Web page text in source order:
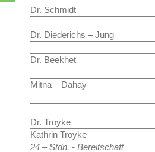
Dr. Schmidt
Dr. Diederichs – Jung
Dr. Beekhet
Mitna – Dahay
Dr. Troyke
Kathrin Troyke
24 – Stdn. - Bereitschaft